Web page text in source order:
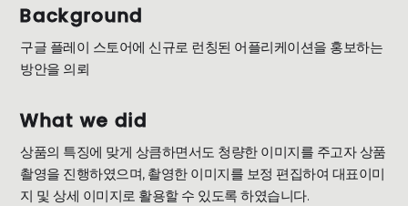
Background
구글 플레이 스토어에 신규로 런칭된 어플리케이션을 홍보하는
방안을 의뢰
What we did
상품의 특징에 맞게 상큼하면서도 청량한 이미지를 주고자 상품
촬영을 진행하였으며, 촬영한 이미지를 보정 편집하여 대표이미
지 및 상세 이미지로 활용할 수 있도록 하였습니다.